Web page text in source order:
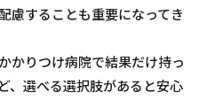
慮することも重要になってき
かりつけ病院で結果だけ持っ
、選べる選択肢があると安心